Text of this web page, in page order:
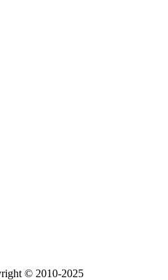
© 2010-2025